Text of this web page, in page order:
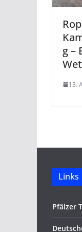
g –
13.
Links
Pfälzer